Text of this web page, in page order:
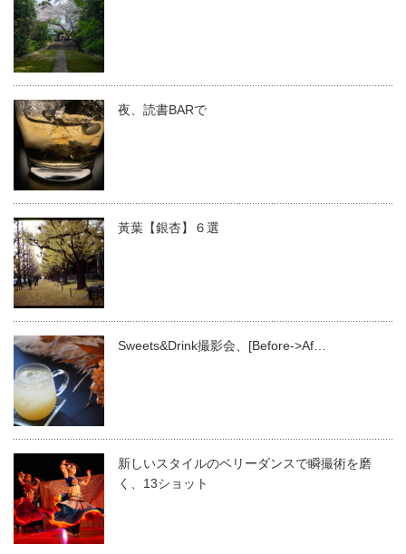
夜、読書BARで
黃葉【銀杏】６選
Sweets&Drink撮影会、[Before->Af…
新しいスタイルのベリーダンスで瞬撮術を磨
く、13ショット